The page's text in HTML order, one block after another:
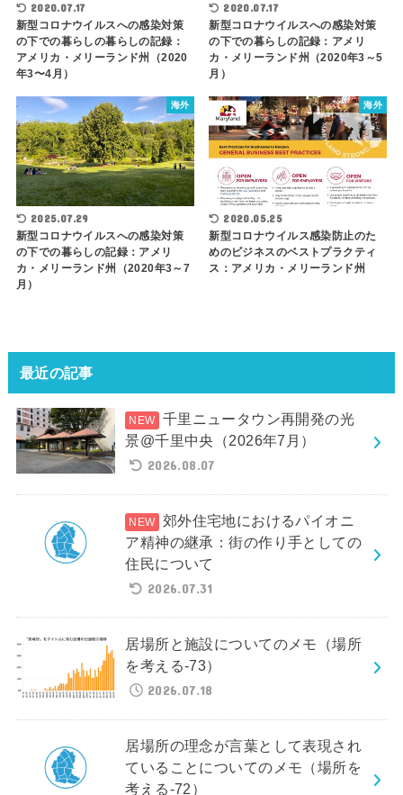
2020.07.17
新型コロナウイルスへの感染対策
の下での暮らしの暮らしの記録：
アメリカ・メリーランド州（2020
年3〜4月）
2020.07.17
新型コロナウイルスへの感染対策
の下での暮らしの記録：アメリ
カ・メリーランド州（2020年3～5
月）
海外
2025.07.29
新型コロナウイルスへの感染対策
の下での暮らしの記録：アメリ
カ・メリーランド州（2020年3～7
月）
海外
2020.05.25
新型コロナウイルス感染防止のた
めのビジネスのベストプラクティ
ス：アメリカ・メリーランド州
最近の記事
千里ニュータウン再開発の光
景@千里中央（2026年7月）
2026.08.07
郊外住宅地におけるパイオニ
ア精神の継承：街の作り手としての
住民について
2026.07.31
居場所と施設についてのメモ（場所
を考える-73）
2026.07.18
居場所の理念が言葉として表現され
ていることについてのメモ（場所を
考える-72）